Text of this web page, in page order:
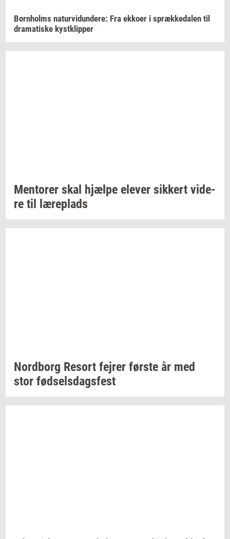
Born­holms na­tur­vi­dun­de­re: Fra ek­ko­er i spræk­ke­da­len til
dra­ma­ti­ske kyst­klip­per
Men­to­rer skal hjæl­pe ele­ver sik­kert vi­de­
re til læ­re­plads
Nord­borg Resort fejrer før­ste år med
stor fød­sels­dags­fest